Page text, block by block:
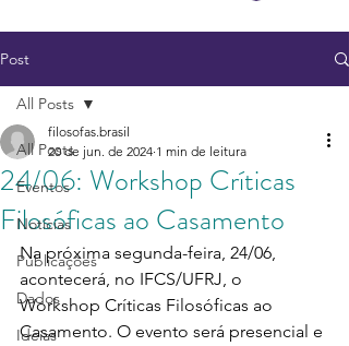
Post
All Posts
Eventos
Notícias
Publicações
Dados
Ideias
All Posts
24/06: Workshop Críticas
Filosóficas ao Casamento
filosofas.brasil
20 de jun. de 2024 1 min de leitura
Na próxima segunda-feira, 24/06,
acontecerá, no IFCS/UFRJ, o
Workshop Críticas Filosóficas ao
Casamento. O evento será presencial e